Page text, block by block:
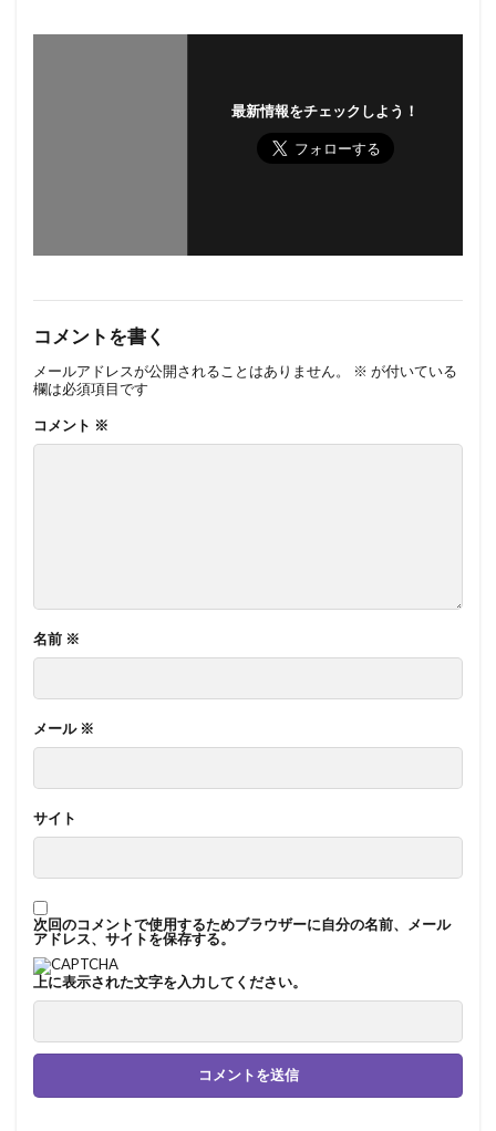
最新情報をチェックしよう！
コメントを書く
メールアドレスが公開されることはありません。 ※ が付いている
欄は必須項目です
コメント ※
名前 ※
メール ※
サイト
次回のコメントで使用するためブラウザーに自分の名前、メール
アドレス、サイトを保存する。
上に表示された文字を入力してください。